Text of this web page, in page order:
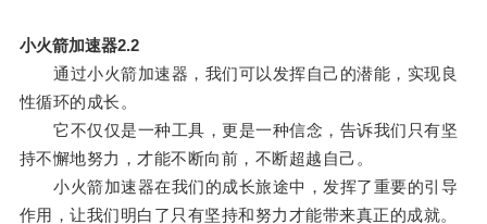
小火箭加速器2.2
通过小火箭加速器，我们可以发挥自己的潜能，实现良
性循环的成长。
它不仅仅是一种工具，更是一种信念，告诉我们只有坚
持不懈地努力，才能不断向前，不断超越自己。
小火箭加速器在我们的成长旅途中，发挥了重要的引导
作用，让我们明白了只有坚持和努力才能带来真正的成就。